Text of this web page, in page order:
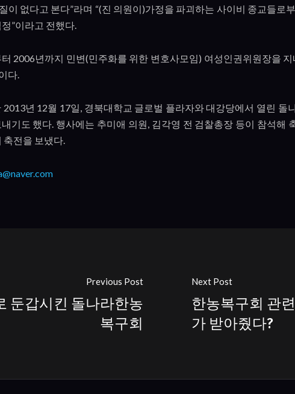
이 없다고 본다”라며 “(진 의원이)가정을 파괴하는 사이비 종교들로
”이라고 전했다.
2006년까지 민변(민주화를 위한 변호사모임) 여성인권위원장을
다.
2013년 12월 17일, 경북대학교 글로벌 플라자와 대강당에서 열린 돌
기도 했다. 행사에는 추미애 의원, 김각영 전 검찰총장 등이 참석해
축전을 보냈다.
Previous Post
둔갑시킨 돌나라한농
복구회
Next Post
한농복구회 관
가 받아줬다?